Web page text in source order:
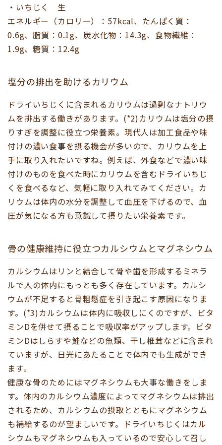
・いちじく 生
エネルギー（カロリー）：57kcal、たんぱく質：
0.6g、脂質：0.1g、炭水化物：14.3g、食物繊維：
1.9g、糖質：12.4g
塩分の排出を助けるカリウム
ドライいちじくに含まれるカリウムは過剰なナトリウ
ムを排出する働きがあります。(*2)カリウムは塩分の摂
りすぎを調整に役立つ栄養素。現代人は加工食品や味
付けの濃い食事を摂る機会が多いので、カリウムを上
手に取り入れたいですね。例えば、外食などで濃い味
付けのものを食べた時にカリウムを含むドライいちじ
くを食べるなど、気軽に取り入れてみてください。カ
リウムは体内の水分を調整して血圧を下げるので、血
圧が気になる方も意識して摂りたい栄養素です。
骨の健康維持に役立つカルシウムとマグネシウム
カルシウムはリンと結合して骨や歯を形成するミネラ
ルで人の体内にもっとも多く存在しています。カルシ
ウムが不足すると骨粗鬆症を引き起こす原因になりま
す。(*3)カルシウムは体内に吸収しにくのですが、ビタ
ミンDを併せて摂ることで吸収率がアップします。ビタ
ミンDはしらすや鮭などの魚類、干し椎茸などに含まれ
ていますが、日光にあたることで体内でも生成ができ
ます。
健康な骨のためにはマグネシウムも大事な働きをしま
す。体内のカルシウム濃度によってマグネシウムは排出
されるため、カルシウムの摂取とともにマグネシウム
も補給するのが望ましいです。ドライいちじくはカル
シウムもマグネシウムも入っているので安心して召し